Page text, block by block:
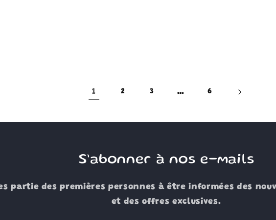
1 2 3 … 6
S’abonner à nos e-mails
partie des premières personnes à être informées des
et des offres exclusives.